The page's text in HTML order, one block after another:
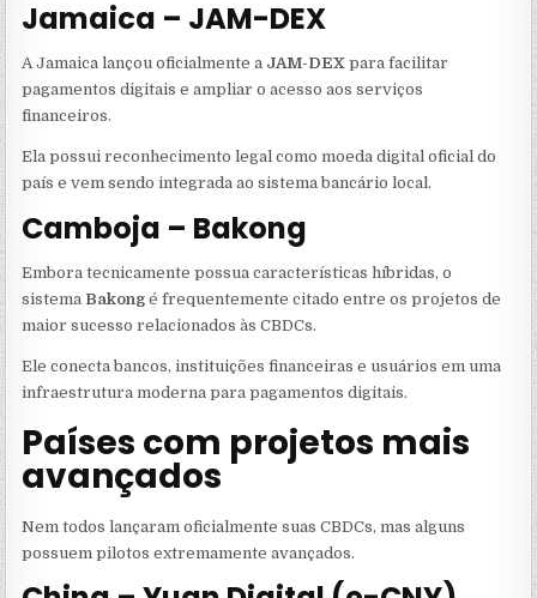
Jamaica – JAM-DEX
A Jamaica lançou oficialmente a JAM-DEX para facilitar
pagamentos digitais e ampliar o acesso aos serviços
financeiros.
Ela possui reconhecimento legal como moeda digital oficial do
país e vem sendo integrada ao sistema bancário local.
Camboja – Bakong
Embora tecnicamente possua características híbridas, o
sistema Bakong é frequentemente citado entre os projetos de
maior sucesso relacionados às CBDCs.
Ele conecta bancos, instituições financeiras e usuários em uma
infraestrutura moderna para pagamentos digitais.
Países com projetos mais
avançados
Nem todos lançaram oficialmente suas CBDCs, mas alguns
possuem pilotos extremamente avançados.